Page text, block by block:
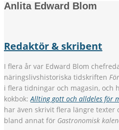
Anlita Edward Blom
Redaktör & skribent
I flera år var Edward Blom
näringslivshistoriska tidskriften
i flera tidningar och magasin, och
kokbok:Allting gott och alldeles för
har även skrivit flera längre texter
bland annat för Gastronomisk